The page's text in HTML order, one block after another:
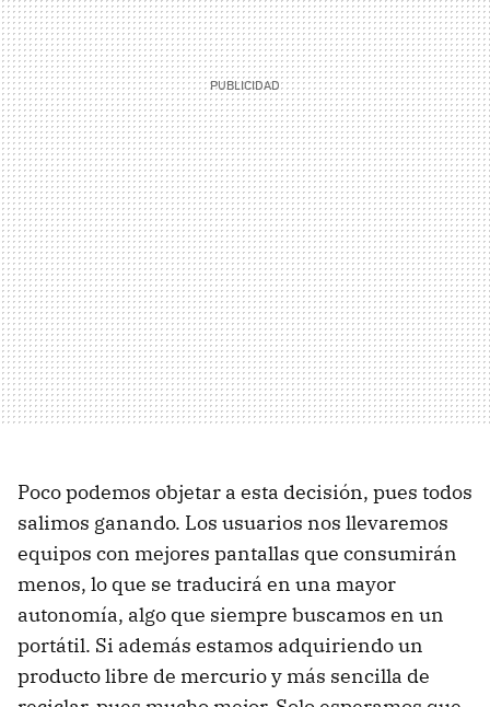
Poco podemos objetar a esta decisión, pues todos
salimos ganando. Los usuarios nos llevaremos
equipos con mejores pantallas que consumirán
menos, lo que se traducirá en una mayor
autonomía, algo que siempre buscamos en un
portátil. Si además estamos adquiriendo un
producto libre de mercurio y más sencilla de